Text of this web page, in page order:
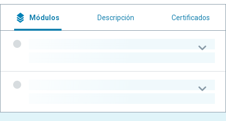
Módulos Descripción Certificados